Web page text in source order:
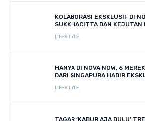
KOLABORASI EKSKLUSIF DI
SUKKHACITTA DAN KEJUTAN
LIFESTYLE
HANYA DI NOVA NOW, 6
DARI SINGAPURA HADIR
LIFESTYLE
TAGAR ‘KABUR AJA DULU’